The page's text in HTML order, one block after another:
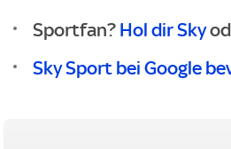
Sportfan? Hol dir Sky
Sky Sport bei Google